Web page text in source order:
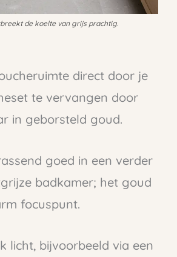
de koelte van grijs prachtig.
direct door je
te vervangen door
in geborsteld goud.
goed in een verder
badkamer; het goud
focuspunt.
licht, bijvoorbeeld via een